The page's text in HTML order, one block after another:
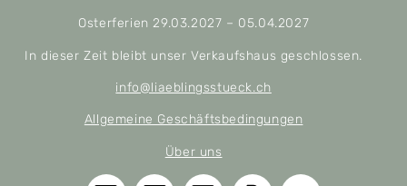
Osterferien 29.03.2027 – 05.04.2027
In dieser Zeit bleibt unser Verkaufshaus geschlossen.
info@liaeblingsstueck.ch
Allgemeine Geschäftsbedingungen
Über uns